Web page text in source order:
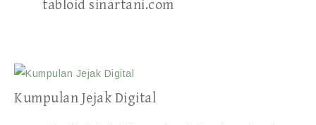
tabloid sinartani.com
Kumpulan Jejak Digital